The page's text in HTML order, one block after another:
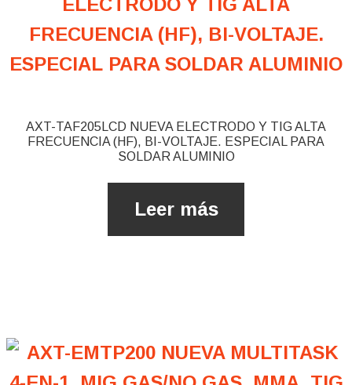
AXT-TAF205LCD NUEVA ELECTRODO Y TIG ALTA
FRECUENCIA (HF), ​BI-VOLTAJE. ESPECIAL PARA
SOLDAR ALUMINIO
Leer más